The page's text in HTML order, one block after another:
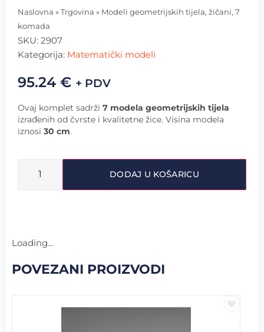
Naslovna » Trgovina » Modeli geometrijskih tijela, žičani, 7
komada
SKU: 2907
Kategorija: Matematički modeli
95.24 € + PDV
Ovaj komplet sadrži 7 modela geometrijskih tijela
izrađenih od čvrste i kvalitetne žice. Visina modela
iznosi 30 cm.
DODAJ U KOŠARICU
Loading...
POVEZANI PROIZVODI